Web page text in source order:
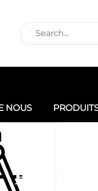
NOUS
Boîte de